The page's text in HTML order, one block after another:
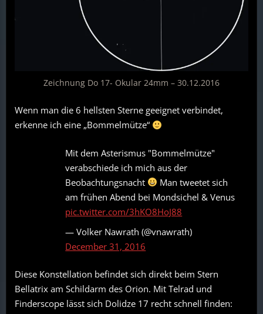
Zeichnung Do 17- Okular 24mm – 30.12.2016
Wenn man die 6 hellsten Sterne geeignet verbindet,
erkenne ich eine „Bommelmütze“
Mit dem Asterismus "Bommelmütze"
verabschiede ich mich aus der
Beobachtungsnacht
Man tweetet sich
am frühen Abend bei Mondsichel & Venus
pic.twitter.com/3hKO8HoJ88
— Volker Nawrath (@vnawrath)
December 31, 2016
Diese Konstellation befindet sich direkt beim Stern
Bellatrix am Schildarm des Orion. Mit Telrad und
Finderscope lässt sich Dolidze 17 recht schnell finden: